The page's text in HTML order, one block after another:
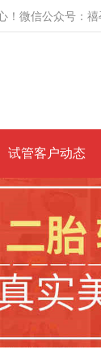
微信公众号：
试管客户动态